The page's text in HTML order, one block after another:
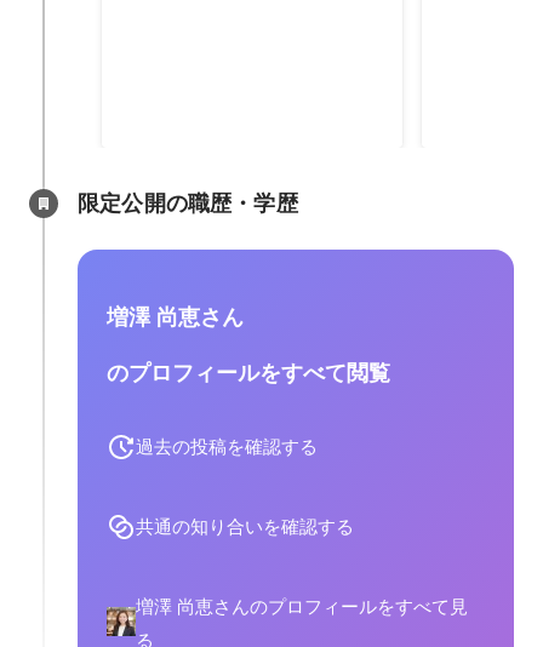
限定公開の職歴・学歴
増澤 尚恵さん
のプロフィールをすべて閲覧
過去の投稿を確認する
共通の知り合いを確認する
増澤 尚恵さんのプロフィールをすべて見
る